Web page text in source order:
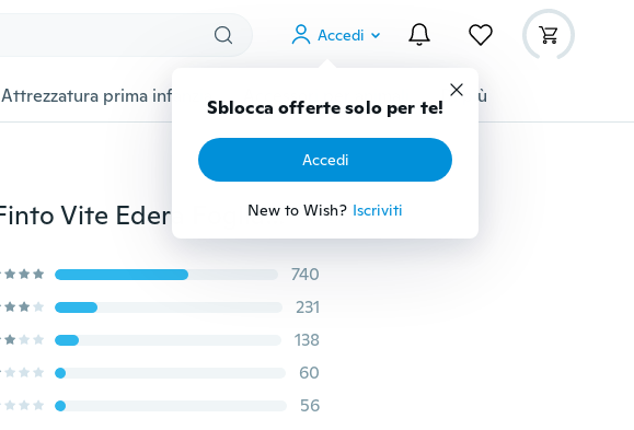
Accedi
Sblocca offerte solo per te!
Accedi
New to Wish? Iscriviti
Attrezzatura prima infanzia Accessori per animali Di più
1PC 2.4M Artificiale Rosa Fiore Fogliame Finto Vite Edera Foglia Piante Matrimonio Decorazione
740
231
138
60
56